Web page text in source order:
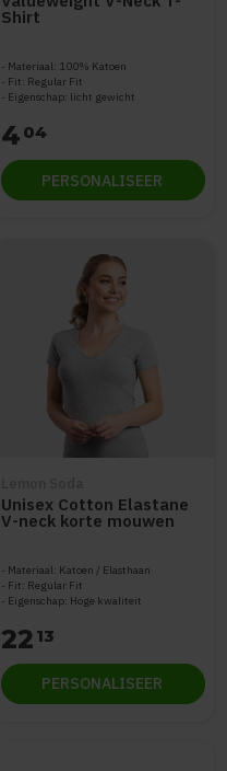
Shirt
Materiaal: 100% Katoen
Fit: Regular Fit
Eigenschap: licht gewicht
4 04
PERSONALISEER
Unisex Cotton Elastane
V-neck korte mouwen
Materiaal: Katoen / Elasthaan
Fit: Regular Fit
Eigenschap: Hoge kwaliteit
22 13
PERSONALISEER